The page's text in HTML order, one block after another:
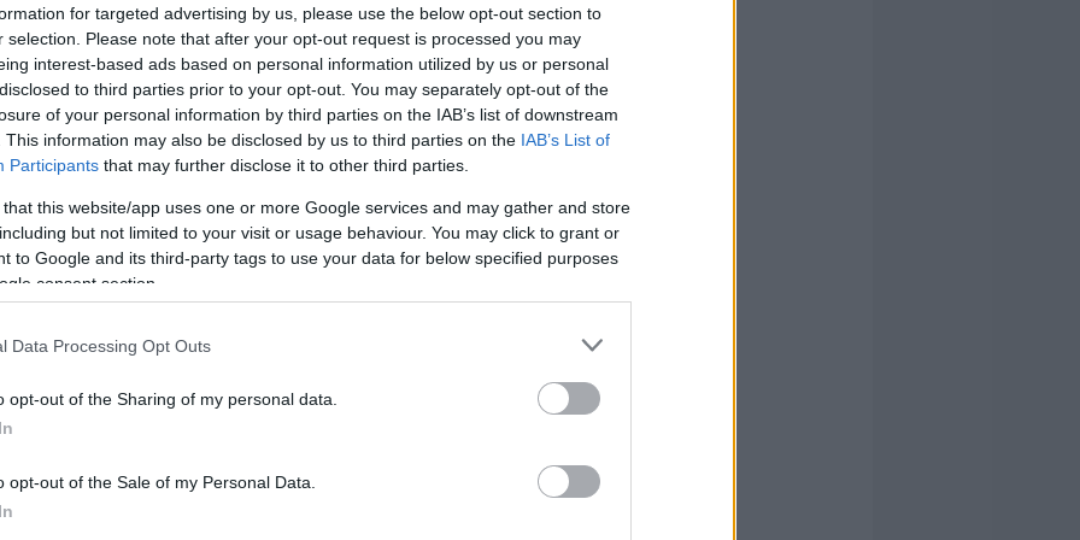
for targeted advertising by us, please use the below opt-out section to
selection. Please note that after your opt-out request is processed you may
interest-based ads based on personal information utilized by us or personal
to third parties prior to your opt-out. You may separately opt-out of the
of your personal information by third parties on the IAB’s list of downstream
This information may also be disclosed by us to third parties on the IAB’s List of
Participants that may further disclose it to other third parties.
that this website/app uses one or more Google services and may gather and store
but not limited to your visit or usage behaviour. You may click to grant or
to Google and its third-party tags to use your data for below specified purposes
consent section.
Data Processing Opt Outs
opt-out of the Sharing of my personal data.
opt-out of the Sale of my Personal Data.
Por Eurohoops
team/ info@eurohoops.net
ElMaccabiPlaytika Tel Aviv podrá
enfrentarse alValenciaen la Jornada
12 de la Turkish Airlines EuroLeague
reforzado con Darrun Hilliard y Wade
Baldwin, según informa Sport5.
El club suspendió a Hilliard sin
el partido contra el Bayern de Múnich, que
Dome.
israelí, fue suspendido por un
Jerusalem que el entrenador Oded
estaba dirigido a él.